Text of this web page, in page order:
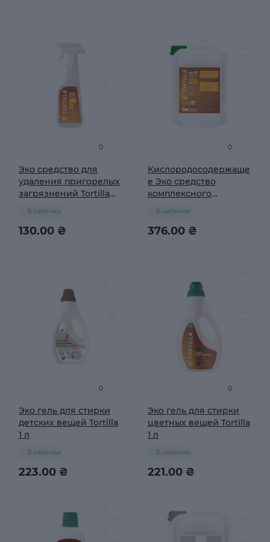
0
Эко средство для
удаления пригорелых
загрязнений Tortilla
130.00 ₴
В наличии
0
Кислородосодержаще
е Эко средство
комплексного
376.00 ₴
В наличии
0
Эко гель для стирки
детских вещей Tortilla
1 л
223.00 ₴
В наличии
0
Эко гель для стирки
цветных вещей Tortilla
1 л
221.00 ₴
В наличии